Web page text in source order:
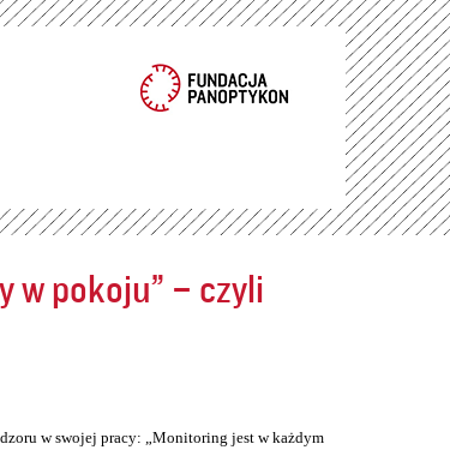
w pokoju” – czyli
w swojej pracy: „Monitoring jest w każdym